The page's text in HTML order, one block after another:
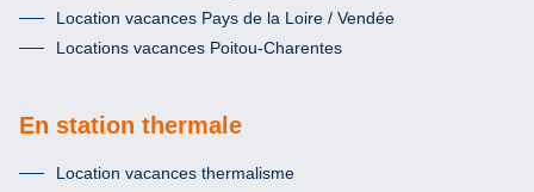
Location vacances Pays de la Loire / Vendée
Locations vacances Poitou-Charentes
En station thermale
Location vacances thermalisme